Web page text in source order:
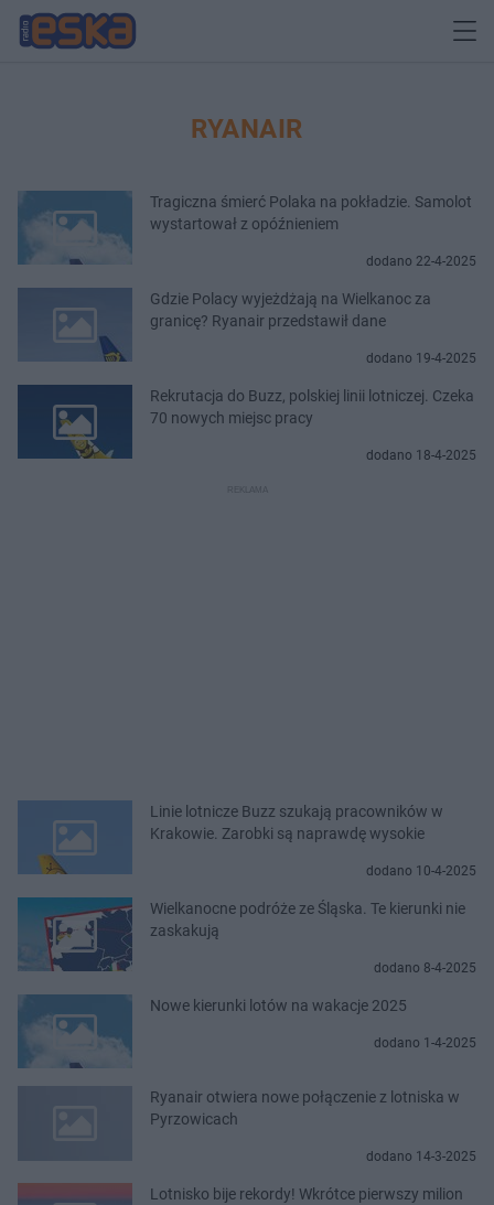
RYANAIR
Tragiczna śmierć Polaka na pokładzie. Samolot
wystartował z opóźnieniem
dodano 22-4-2025
Gdzie Polacy wyjeżdżają na Wielkanoc za
granicę? Ryanair przedstawił dane
dodano 19-4-2025
Rekrutacja do Buzz, polskiej linii lotniczej. Czeka
70 nowych miejsc pracy
dodano 18-4-2025
Linie lotnicze Buzz szukają pracowników w
Krakowie. Zarobki są naprawdę wysokie
dodano 10-4-2025
Wielkanocne podróże ze Śląska. Te kierunki nie
zaskakują
dodano 8-4-2025
Nowe kierunki lotów na wakacje 2025
dodano 1-4-2025
Ryanair otwiera nowe połączenie z lotniska w
Pyrzowicach
dodano 14-3-2025
Lotnisko bije rekordy! Wkrótce pierwszy milion